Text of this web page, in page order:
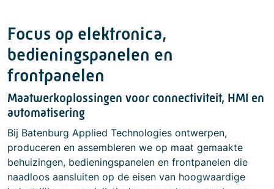
Focus op elektronica,
bedieningspanelen en
frontpanelen
Maatwerkoplossingen voor connectiviteit, HMI en
automatisering
Bij Batenburg Applied Technologies ontwerpen,
produceren en assembleren we op maat gemaakte
behuizingen, bedieningspanelen en frontpanelen die
naadloos aansluiten op de eisen van hoogwaardige